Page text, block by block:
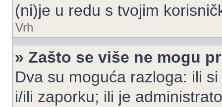
(ni)je u redu s tvojim
Vrh
» Zašto se više ne mogu
Dva su moguća razloga: ili
i/ili zaporku; ili je